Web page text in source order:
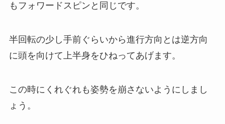
もフォワードスピンと同じです。
半回転の少し手前ぐらいから進行方向とは逆方向
に頭を向けて上半身をひねってあげます。
この時にくれぐれも姿勢を崩さないようにしまし
ょう。